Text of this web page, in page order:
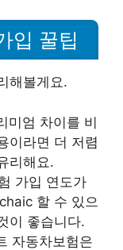
입 꿀팁
해볼게요.
미엄 차이를 비
이라면 더 저렴
리해요.
가입 연도가
할 수 있으
이 좋습니다.
자동차보험은